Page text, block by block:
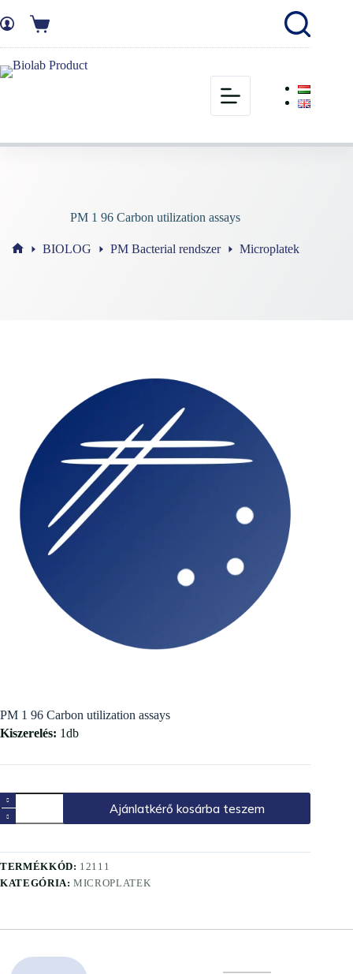
PM 1 96 Carbon utilization assays
BIOLOG PM Bacterial rendszer Microplatek
PM 1 96 Carbon utilization assays
Kiszerelés: 1db
Ajánlatkérő kosárba teszem
TERMÉKKÓD: 12111
KATEGÓRIA:MICROPLATEK